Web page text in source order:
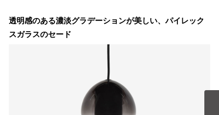
透明感のある濃淡グラデーションが美しい、パイレック
スガラスのセード